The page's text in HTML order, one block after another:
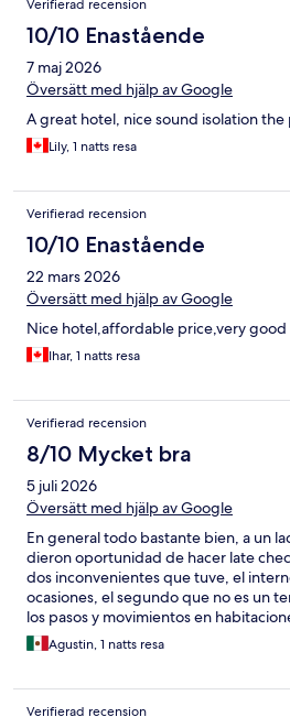
Verifierad recension
10/10 Enastående
7 maj 2026
Översätt med hjälp av Google
A great hotel, nice sound isolation the
Lily, 1 natts resa
Verifierad recension
10/10 Enastående
22 mars 2026
Översätt med hjälp av Google
Nice hotel,affordable price,very good
Ihar, 1 natts resa
Verifierad recension
8/10 Mycket bra
5 juli 2026
Översätt med hjälp av Google
En general todo bastante bien, a un
dieron oportunidad de hacer late
dos inconvenientes que tuve, el
ocasiones, el segundo que no es un
los pasos y movimientos en
Agustin, 1 natts resa
Verifierad recension